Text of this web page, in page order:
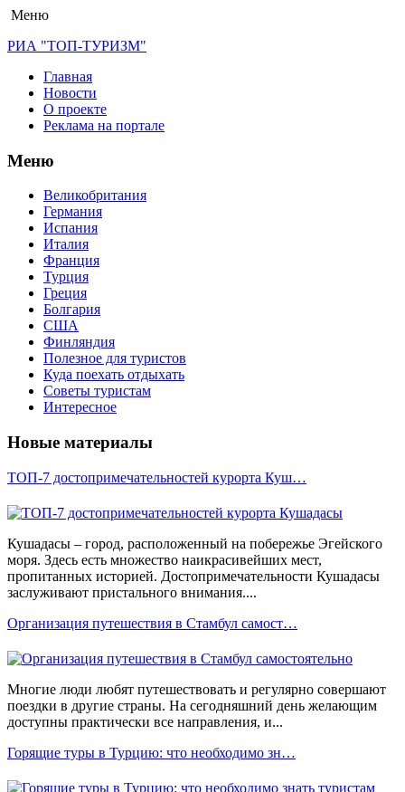
Меню
РИА "ТОП-ТУРИЗМ"
Главная
Новости
О проекте
Реклама на портале
Меню
Великобритания
Германия
Испания
Италия
Франция
Турция
Греция
Болгария
США
Финляндия
Полезное для туристов
Куда поехать отдыхать
Советы туристам
Интересное
Новые материалы
ТОП-7 достопримечательностей курорта Куш…
Кушадасы – город, расположенный на побережье Эгейского
моря. Здесь есть множество наикрасивейших мест,
пропитанных историей. Достопримечательности Кушадасы
заслуживают пристального внимания....
Организация путешествия в Стамбул самост…
Многие люди любят путешествовать и регулярно совершают
поездки в другие страны. На сегодняшний день желающим
доступны практически все направления, и...
Горящие туры в Турцию: что необходимо зн…